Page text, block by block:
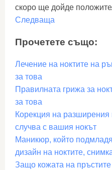
скоро ще дойде
Следваща
Прочетете също:
Лечение на ноктите на
за това
Правилната грижа за
за това
Корекция на разширения
случва с вашия нокът
Маникюр, който
дизайн на ноктите,
Защо кожата на